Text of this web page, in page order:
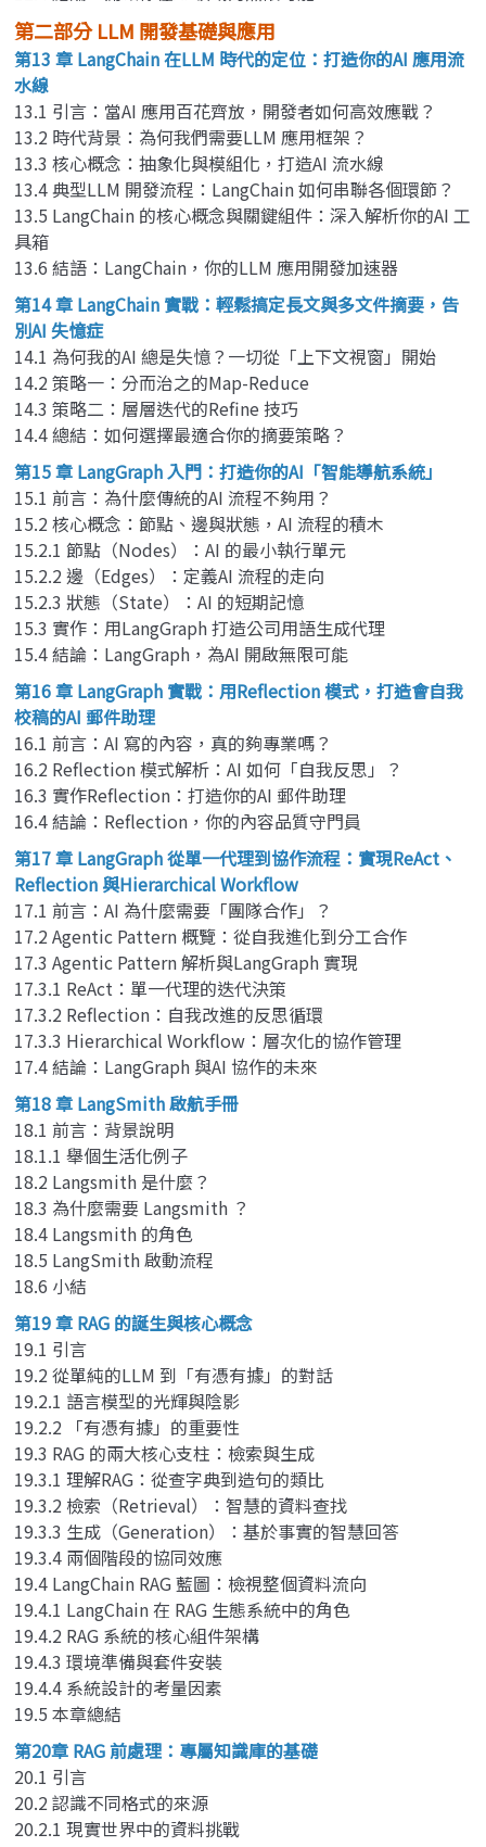
第二部分 LLM 開發基礎與應用
第13 章 LangChain 在LLM 時代的定位：打造你的AI 應用流
水線
13.1 引言：當AI 應用百花齊放，開發者如何高效應戰？
13.2 時代背景：為何我們需要LLM 應用框架？
13.3 核心概念：抽象化與模組化，打造AI 流水線
13.4 典型LLM 開發流程：LangChain 如何串聯各個環節？
13.5 LangChain 的核心概念與關鍵組件：深入解析你的AI 工
具箱
13.6 結語：LangChain，你的LLM 應用開發加速器
第14 章 LangChain 實戰：輕鬆搞定長文與多文件摘要，告
別AI 失憶症
14.1 為何我的AI 總是失憶？一切從「上下文視窗」開始
14.2 策略一：分而治之的Map-Reduce
14.3 策略二：層層迭代的Refine 技巧
14.4 總結：如何選擇最適合你的摘要策略？
第15 章 LangGraph 入門：打造你的AI「智能導航系統」
15.1 前言：為什麼傳統的AI 流程不夠用？
15.2 核心概念：節點、邊與狀態，AI 流程的積木
15.2.1 節點（Nodes）：AI 的最小執行單元
15.2.2 邊（Edges）：定義AI 流程的走向
15.2.3 狀態（State）：AI 的短期記憶
15.3 實作：用LangGraph 打造公司用語生成代理
15.4 結論：LangGraph，為AI 開啟無限可能
第16 章 LangGraph 實戰：用Reflection 模式，打造會自我
校稿的AI 郵件助理
16.1 前言：AI 寫的內容，真的夠專業嗎？
16.2 Reflection 模式解析：AI 如何「自我反思」？
16.3 實作Reflection：打造你的AI 郵件助理
16.4 結論：Reflection，你的內容品質守門員
第17 章 LangGraph 從單一代理到協作流程：實現ReAct、
Reflection 與Hierarchical Workflow
17.1 前言：AI 為什麼需要「團隊合作」？
17.2 Agentic Pattern 概覽：從自我進化到分工合作
17.3 Agentic Pattern 解析與LangGraph 實現
17.3.1 ReAct：單一代理的迭代決策
17.3.2 Reflection：自我改進的反思循環
17.3.3 Hierarchical Workflow：層次化的協作管理
17.4 結論：LangGraph 與AI 協作的未來
第18 章 LangSmith 啟航手冊
18.1 前言：背景說明
18.1.1 舉個生活化例子
18.2 Langsmith 是什麼？
18.3 為什麼需要 Langsmith ？
18.4 Langsmith 的角色
18.5 LangSmith 啟動流程
18.6 小結
第19 章 RAG 的誕生與核心概念
19.1 引言
19.2 從單純的LLM 到「有憑有據」的對話
19.2.1 語言模型的光輝與陰影
19.2.2 「有憑有據」的重要性
19.3 RAG 的兩大核心支柱：檢索與生成
19.3.1 理解RAG：從查字典到造句的類比
19.3.2 檢索（Retrieval）：智慧的資料查找
19.3.3 生成（Generation）：基於事實的智慧回答
19.3.4 兩個階段的協同效應
19.4 LangChain RAG 藍圖：檢視整個資料流向
19.4.1 LangChain 在 RAG 生態系統中的角色
19.4.2 RAG 系統的核心組件架構
19.4.3 環境準備與套件安裝
19.4.4 系統設計的考量因素
19.5 本章總結
第20章 RAG 前處理：專屬知識庫的基礎
20.1 引言
20.2 認識不同格式的來源
20.2.1 現實世界中的資料挑戰